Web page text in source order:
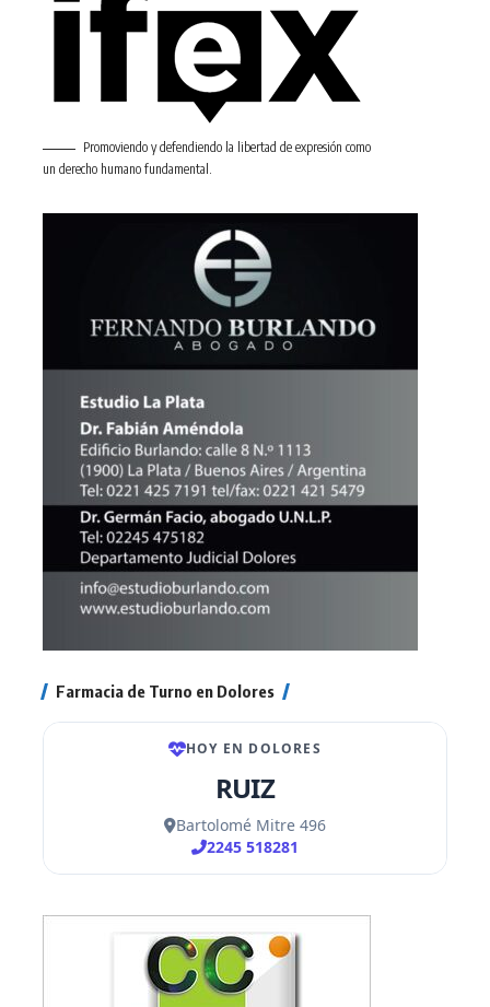
Promoviendo y defendiendo la libertad de expresión como
un derecho humano fundamental.
Farmacia de Turno en Dolores